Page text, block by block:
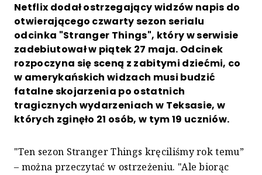
Netflix dodał ostrzegający widzów napis do
otwierającego czwarty sezon serialu
odcinka "Stranger Things", który w serwisie
zadebiutował w piątek 27 maja. Odcinek
rozpoczyna się sceną z zabitymi dziećmi, co
w amerykańskich widzach musi budzić
fatalne skojarzenia po ostatnich
tragicznych wydarzeniach w Teksasie, w
których zginęło 21 osób, w tym 19 uczniów.
"Ten sezon Stranger Things kręciliśmy rok temu”
– można przeczytać w ostrzeżeniu. "Ale biorąc